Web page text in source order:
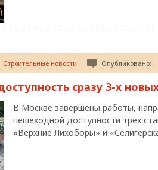
Строительные новости Опубликовано:
сразу 3-х
В Москве завершены работы,
пешеходной доступности трех
«Верхние Лихоборы» и